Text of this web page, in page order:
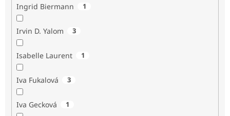
Ingrid Biermann 1
Irvin D. Yalom 3
Isabelle Laurent 1
Iva Fukalová 3
Iva Gecková 1